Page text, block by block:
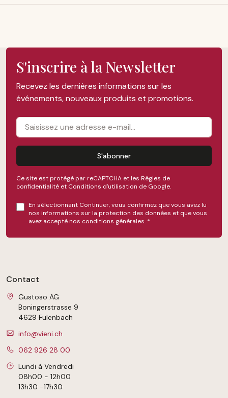
S'inscrire à la Newsletter
Recevez les dernières informations sur les
événements, nouveaux produits et promotions.
S'abonner
Ce site est protégé par reCAPTCHA et les Règles de
confidentialité et Conditions d'utilisation de Google.
En sélectionnant Continuer, vous confirmez que vous avez lu
nos informations sur la protection des données et que vous
avez accepté nos conditions générales. *
Contact
Gustoso AG
Boningerstrasse 9
4629 Fulenbach
info@vieni.ch
062 926 28 00
Lundi à Vendredi
08h00 - 12h00
13h30 -17h30